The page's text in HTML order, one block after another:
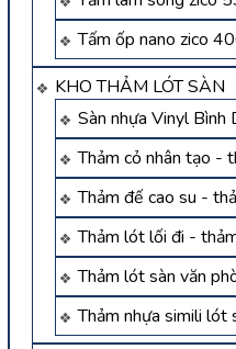
Tấm ốp nano zico
KHO THẢM LÓT SÀN
Sàn nhựa Vinyl Bình
Thảm cỏ nhân tạo -
Thảm đế cao su -
Thảm lót lối đi -
Thảm lót sàn văn
Thảm nhựa simili lót